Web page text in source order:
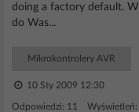
doing a factory default.
do Was...
Mikrokontrolery AVR
10 Sty 2009 12:30
Odpowiedzi: 11 Wyświetleń: